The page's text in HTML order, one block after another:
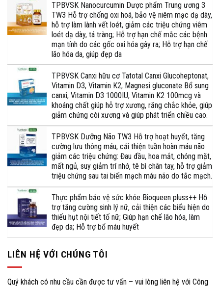
TPBVSK Nanocurcumin Dược phẩm Trung ương 3
TW3 Hỗ trợ chống oxi hoá, bảo vệ niêm mạc dạ dày,
hỗ trợ làm lành vết loét, giảm các triệu chứng viêm
loét dạ dày, tá tràng; Hỗ trợ hạn chế mắc các bệnh
mạn tính do các gốc oxi hóa gây ra; Hỗ trợ hạn chế
lão hóa da, giúp đẹp da
TPBVSK Canxi hữu cơ Tatotal Canxi Glucoheptonat,
Vitamin D3, Vitamin K2, Magnesi gluconate Bổ sung
canxi, Vitamin D3 1000IU, Vitamin K2 100mcg và
khoáng chất giúp hỗ trợ xương, răng chắc khỏe, giúp
giảm chứng còi xương và giúp phát triển chiều cao.
TPBVSK Dưỡng Não TW3 Hỗ trợ hoạt huyết, tăng
cường lưu thông máu, cải thiện tuần hoàn máu não
giảm các triệu chứng: Đau đầu, hoa mắt, chóng mặt,
mất ngủ, suy giảm trí nhớ, tê bì chân tay, hỗ trợ giảm
triệu chứng sau tai biến mạch máu não do tắc mạch.
Thực phẩm bảo vệ sức khỏe Bioqueen pluss++ Hỗ
trợ tăng cường sinh lý nữ, cải thiện các biểu hiện do
thiếu hụt nội tiết tố nữ; Giúp hạn chế lão hóa, làm
đẹp da; Hỗ trợ bổ máu huyết
LIÊN HỆ VỚI CHÚNG TÔI
Quý khách có nhu cầu cần được tư vấn – vui lòng liên hệ với Công